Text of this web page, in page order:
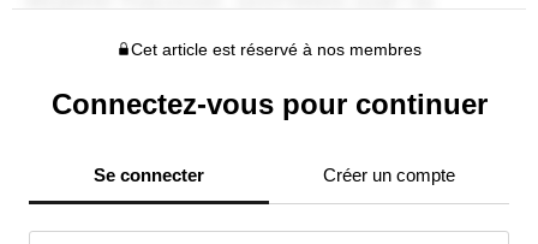
Cet article est réservé à nos membres
Connectez-vous pour continuer
Se connecter Créer un compte